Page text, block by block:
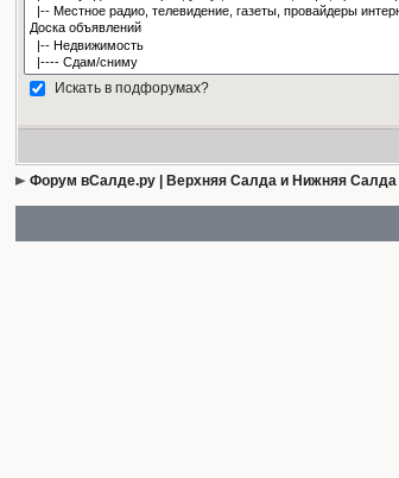
Искать в подфорумах?
Форум вСалде.ру | Верхняя Салда и Нижняя Салда